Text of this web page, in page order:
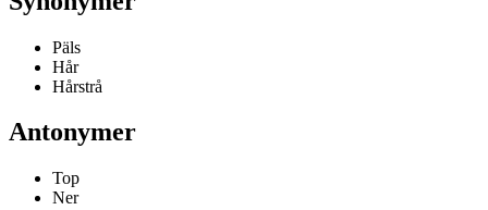
Päls
Hår
Hårstrå
Antonymer
Top
Ner